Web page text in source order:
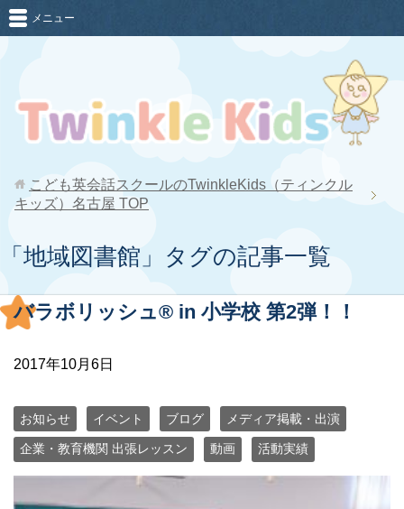
メニュー
こども英会話スクールのTwinkleKids（ティンクル
キッズ）名古屋 TOP
「地域図書館」タグの記事一覧
バラボリッシュ®︎ in 小学校 第2弾！！
2017年10月6日
お知らせ イベント ブログ メディア掲載・出演
企業・教育機関 出張レッスン 動画 活動実績